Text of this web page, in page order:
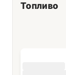
Топливо